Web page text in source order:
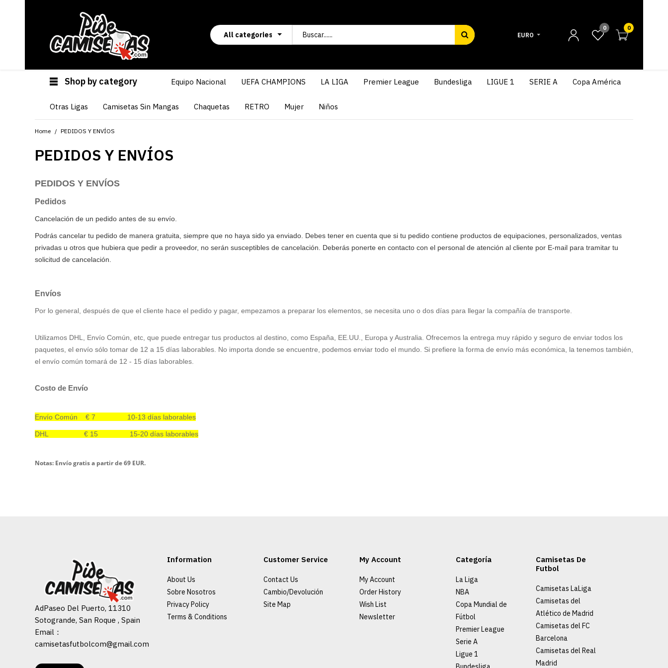
EURO
0 0
Shop by category Equipo Nacional UEFA CHAMPIONS LA LIGA Premier League Bundesliga LIGUE 1 SERIE A Copa América
Otras Ligas Camisetas Sin Mangas Chaquetas RETRO Mujer Niños
Home PEDIDOS Y ENVÍOS
PEDIDOS Y ENVÍOS
PEDIDOS Y ENVÍOS
Pedidos
Cancelación de un pedido antes de su envío.
Podrás cancelar tu pedido de manera gratuita, siempre que no haya sido ya enviado. Debes tener en cuenta que si tu pedido contiene productos de equipaciones, personalizados, ventas
privadas u otros que hubiera que pedir a proveedor, no serán susceptibles de cancelación. Deberás ponerte en contacto con el personal de atención al cliente por E-mail para tramitar tu
solicitud de cancelación.
Envíos
Por lo general, después de que el cliente hace el pedido y pagar, empezamos a preparar los elementos, se necesita uno o dos días para llegar la compañía de transporte.
Utilizamos DHL, Envío Común , etc, que puede entregar tus productos al destino, como España, EE.UU., Europa y Australia. Ofrecemos la entrega muy rápido y seguro de enviar todos los
paquetes, el envío sólo tomar de 12 a 15 días laborables . No importa donde se encuentre, podemos enviar todo el mundo. Si prefiere la forma de envío más económica, la tenemos también,
el envío común tomará de 12 - 15 días laborables
Costo de Envío
Envío Común € 7 10-13 días laborables
DHL € 15 15-20 días laborables
Notas: Envío gratis a partir de 69 EUR.
AdPaseo Del Puerto, 11310
Sotogrande, San Roque , Spain
Email：
camisetasfutbolcom@gmail.com
Information
About Us
Sobre Nosotros
Privacy Policy
Terms & Conditions
Customer Service
Contact Us
Cambio/Devolución
Site Map
My Account
My Account
Order History
Wish List
Newsletter
Categoría
La Liga
NBA
Copa Mundial de
Fútbol
Premier League
Serie A
Ligue 1
Camisetas De
Futbol
Camisetas LaLiga
Camisetas del
Atlético de Madrid
Camisetas del FC
Barcelona
Camisetas del Real
Madrid